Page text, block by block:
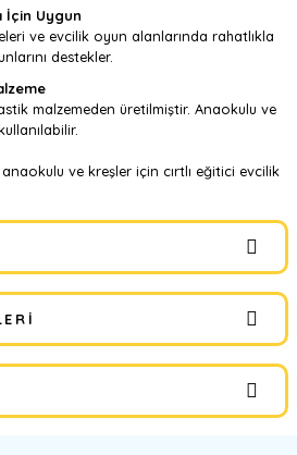
İçin Uygun
ve evcilik oyun alanlarında rahatlıkla
destekler.
malzemeden üretilmiştir. Anaokulu ve
ilk yorumu siz yapın!
Yorum Yaz